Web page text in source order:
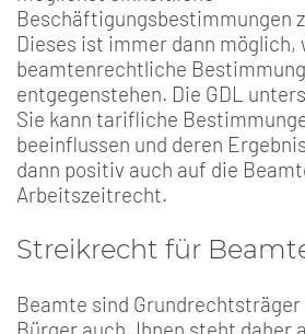
Beschäftigungsbestimmungen
Dieses ist immer dann möglich,
beamtenrechtliche
entgegenstehen. Die GDL
Sie kann tarifliche
beeinflussen und deren
dann positiv auch auf die
Arbeitszeitrecht.
Streikrecht für
Beamte sind Grundrechtsträger